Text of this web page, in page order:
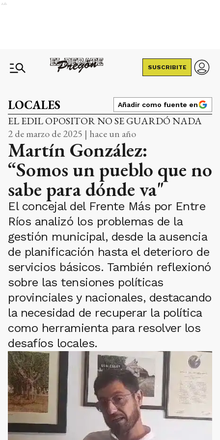
Ads
SUSCRIBITE
LOCALES Añadir como fuente en
EL EDIL OPOSITOR NO SE GUARDÓ NADA
2 de marzo de 2025 | hace un año
Martín González:
“Somos un pueblo que no
sabe para dónde va"
El concejal del Frente Más por Entre
Ríos analizó los problemas de la
gestión municipal, desde la ausencia
de planificación hasta el deterioro de
servicios básicos. También reflexionó
sobre las tensiones políticas
provinciales y nacionales, destacando
la necesidad de recuperar la política
como herramienta para resolver los
desafíos locales.